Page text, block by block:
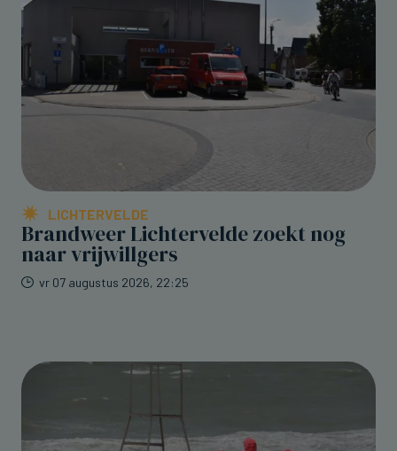
LICHTERVELDE
Brandweer Lichtervelde zoekt nog
naar vrijwillgers
vr 07 augustus 2026, 22:25